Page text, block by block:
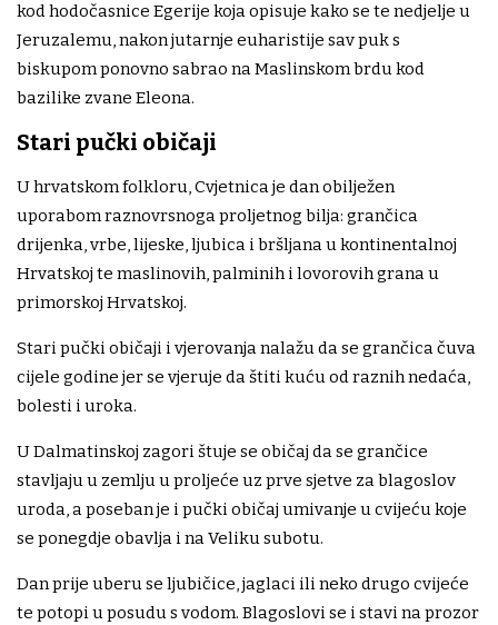
kod hodočasnice Egerije koja opisuje kako se te nedjelje u
Jeruzalemu, nakon jutarnje euharistije sav puk s
biskupom ponovno sabrao na Maslinskom brdu kod
bazilike zvane Eleona.
Stari pučki običaji
U hrvatskom folkloru, Cvjetnica je dan obilježen
uporabom raznovrsnoga proljetnog bilja: grančica
drijenka, vrbe, lijeske, ljubica i bršljana u kontinentalnoj
Hrvatskoj te maslinovih, palminih i lovorovih grana u
primorskoj Hrvatskoj.
Stari pučki običaji i vjerovanja nalažu da se grančica čuva
cijele godine jer se vjeruje da štiti kuću od raznih nedaća,
bolesti i uroka.
U Dalmatinskoj zagori štuje se običaj da se grančice
stavljaju u zemlju u proljeće uz prve sjetve za blagoslov
uroda, a poseban je i pučki običaj umivanje u cvijeću koje
se ponegdje obavlja i na Veliku subotu.
Dan prije uberu se ljubičice, jaglaci ili neko drugo cvijeće
te potopi u posudu s vodom. Blagoslovi se i stavi na prozor